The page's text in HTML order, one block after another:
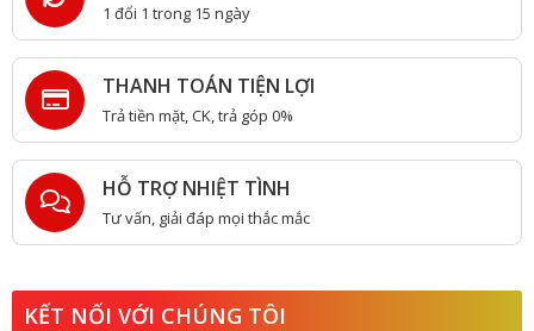
1 đổi 1 trong 15 ngày
THANH TOÁN TIỆN LỢI
Trả tiền mặt, CK, trả góp 0%
HỖ TRỢ NHIỆT TÌNH
Tư vấn, giải đáp mọi thắc mắc
KẾT NỐI VỚI CHÚNG TÔI